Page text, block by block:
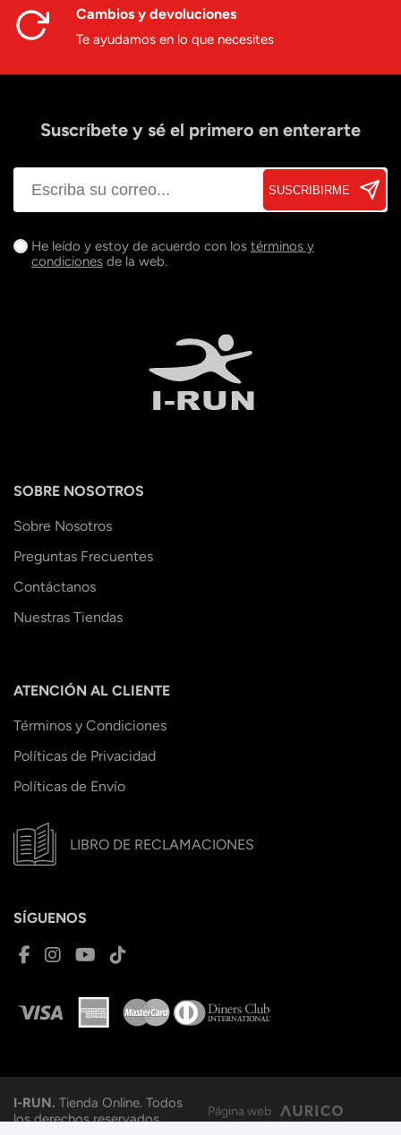
Cambios y devoluciones
Te ayudamos en lo que necesites
Suscríbete y sé el primero en enterarte
SUSCRIBIRME
He leído y estoy de acuerdo con los términos y
condiciones de la web.
SOBRE NOSOTROS
Sobre Nosotros
Preguntas Frecuentes
Contáctanos
Nuestras Tiendas
ATENCIÓN AL CLIENTE
Términos y Condiciones
Políticas de Privacidad
Políticas de Envío
LIBRO DE RECLAMACIONES
SÍGUENOS
I-RUN. Tienda Online. Todos
los derechos reservados.
Página web